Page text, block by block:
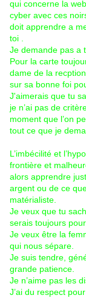
qui concerne la
cyber avec ces
doit apprendre a
toi .
Je demande pas a
Pour la carte
dame de la
sur sa bonne foi
J'aimerais que tu
je n’ai pas de
moment que l’on
tout ce que je
L’imbécilité et
frontière et
alors apprendre
argent ou de ce
matérialiste.
Je veux que tu
serais toujours pour
Je veux être la
qui nous sépare.
Je suis tendre,
grande patience.
Je n’aime pas les
J’ai du respect